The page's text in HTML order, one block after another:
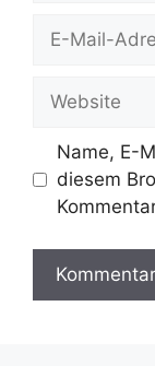
Website
Name, E-
diesem